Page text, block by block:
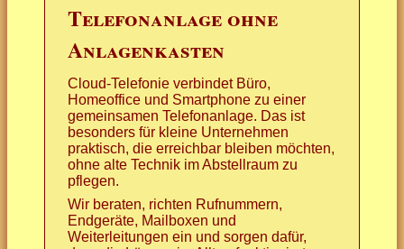
Telefonanlage ohne
Anlagenkasten
Cloud-Telefonie verbindet Büro,
Homeoffice und Smartphone zu einer
gemeinsamen Telefonanlage. Das ist
besonders für kleine Unternehmen
praktisch, die erreichbar bleiben möchten,
ohne alte Technik im Abstellraum zu
pflegen.
Wir beraten, richten Rufnummern,
Endgeräte, Mailboxen und
Weiterleitungen ein und sorgen dafür,